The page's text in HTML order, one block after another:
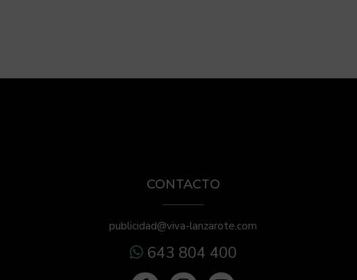
CONTACTO
publicidad@viva-lanzarote.com
643 804 400